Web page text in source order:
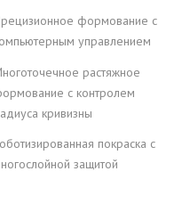
формование с
управлением
растяжное
с контролем
кривизны
покраска с
защитой